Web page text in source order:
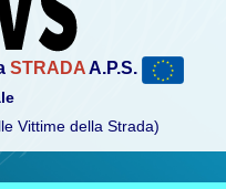
STRADAA.P.S.
Vittime della Strada)